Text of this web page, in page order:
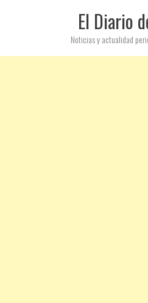
El Diario
Noticias y actualidad